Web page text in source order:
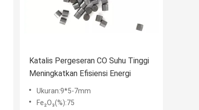
Katalis Pergeseran CO Suhu Tinggi
Meningkatkan Efisiensi Energi
Ukuran:9*5-7mm
Fe₂O₃(%):75